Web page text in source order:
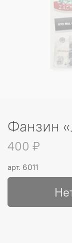
арт. 6011
Фанзин
400 ₽